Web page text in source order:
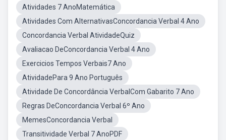
Atividades 7 AnoMatemática
Atividades Com AlternativasConcordancia Verbal 4 Ano
Concordancia Verbal AtividadeQuiz
Avaliacao DeConcordancia Verbal 4 Ano
Exercicios Tempos Verbais7 Ano
AtividadePara 9 Ano Português
Atividade De Concordância VerbalCom Gabarito 7 Ano
Regras DeConcordancia Verbal 6º Ano
MemesConcordancia Verbal
Transitividade Verbal 7 AnoPDF